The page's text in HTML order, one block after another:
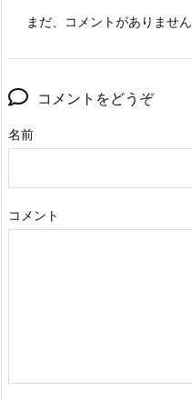
まだ、コメントがありません
コメントをどうぞ
名前
コメント